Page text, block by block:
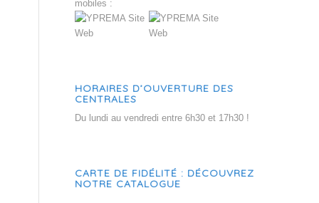
mobiles :
HORAIRES D’OUVERTURE DES
CENTRALES
Du lundi au vendredi entre 6h30 et 17h30 !
CARTE DE FIDÉLITÉ : DÉCOUVREZ
NOTRE CATALOGUE